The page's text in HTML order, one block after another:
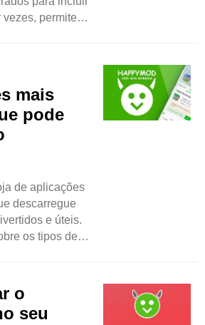
vezes, permitem
modificadas
diversão ou
Porque é que
em
Muitas
aplicações ..
mais
pode
de aplicações
descarregue
e úteis.
os tipos de
mais.
coisas do
Existem
o
seu